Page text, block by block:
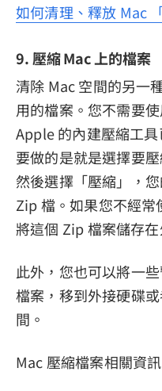
如何清理、釋放 Mac
9. 壓縮 Mac 上的檔案
清除 Mac 空間的另一
用的檔案。您不需要
Apple 的內建壓縮工
要做的是就是選擇要
然後選擇「壓縮」，
Zip 檔。如果您不經常
將這個 Zip 檔案儲存在
此外，您也可以將一
檔案，移到外接硬碟
間。
Mac 壓縮檔案相關資訊